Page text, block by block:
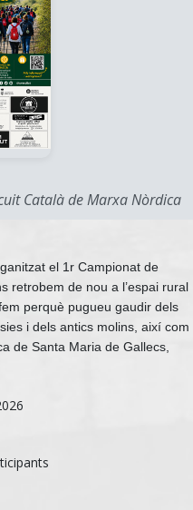
Català de Marxa Nòrdica
el 1r Campionat de
retrobem de nou a l’espai rural
perquè pugueu gaudir dels
i dels antics molins, així com
de Santa Maria de Gallecs,